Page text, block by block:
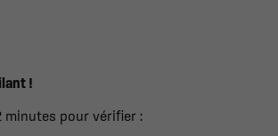
!
minutes pour vérifier :